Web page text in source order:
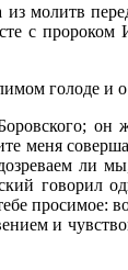
молитв
с
голоде и о
меня
ли
говорил
просимое:
и